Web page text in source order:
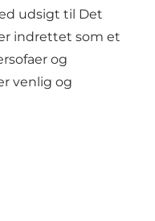
udsigt til Det
indrettet som et
og
venlig og